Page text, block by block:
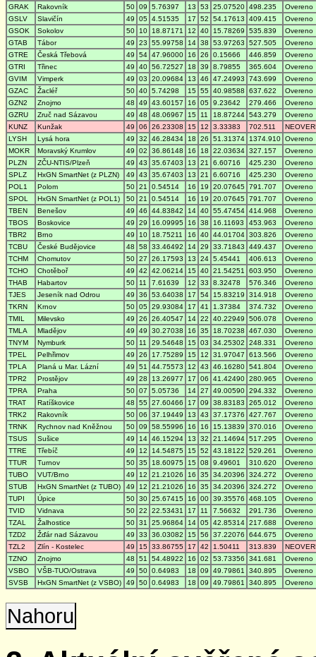
GRAK
Rakovník 50 09 5.76397 13 53 25.07520 498.235
Overeno
GSLV
Slavičín 49 05 4.51535 17 52 54.17613 409.415
Overeno
GSOK
Sokolov 50 10 18.87171 12 40 15.78269 535.839
Overeno
GTAB
Tábor 49 23 55.99758 14 38 53.97263 527.505
Overeno
GTRE
Česká Třebová 49 54 47.96000 16 26 0.15666 446.859
Overeno
GTRI
Třinec 49 40 56.72527 18 39 8.79855 365.604
Overeno
GVIM
Vimperk 49 03 20.09684 13 46 47.24993 743.699
Overeno
GZAC
Žacléř 50 40 5.74298 15 55 40.98588 637.622
Overeno
GZN2
Znojmo 48 49 43.60157 16 05 9.23642 279.466
Overeno
GZRU
Zruč nad Sázavou 49 48 48.06967 15 11 18.87244 543.279
Overeno
KUNZ
Kunžak 49 06 26.23308 15 12 3.33383 702.511
LYSH
Lysá hora 49 32 46.28434 18 26 51.31374 1374.910 Overeno
MOKR
Moravský Krumlov 49 02 36.86148 16 18 22.03634 327.157
Overeno
PLZN
ZČU-NTIS/Plzeň 49 43 35.67403 13 21 6.60716 425.230
Overeno
SPLZ
HxGN SmartNet (z PLZN) 49 43 35.67403 13 21 6.60716 425.230
Overeno
POL1
Polom 50 21 0.54514 16 19 20.07645 791.707
Overeno
SPOL
HxGN SmartNet (z POL1) 50 21 0.54514 16 19 20.07645 791.707
Overeno
TBEN
Benešov 49 46 44.83842 14 40 55.47454 414.968
Overeno
TBOS
Boskovice 49 29 16.09995 16 38 16.11693 453.963
Overeno
TBR2
Brno 49 10 18.75211 16 40 44.01704 303.826
Overeno
TCBU
České Budějovice 48 58 33.46492 14 29 33.71843 449.437
Overeno
TCHM
Chomutov 50 27 26.17593 13 24 5.45441 406.613
Overeno
TCHO
Chotěboř 49 42 42.06214 15 40 21.54251 603.950
Overeno
THAB
Habartov 50 11 7.61639 12 33 8.32478 576.346
Overeno
TJES
Jeseník nad Odrou 49 36 53.64038 17 54 15.83219 314.918
Overeno
TKRN
Krnov 50 05 29.93084 17 41 1.37384 374.732
Overeno
TMIL
Milevsko 49 26 26.40547 14 22 40.22949 506.078
Overeno
TMLA
Mladějov 49 49 30.27038 16 35 18.70238 467.030
Overeno
TNYM
Nymburk 50 11 29.54648 15 03 34.25302 248.331
Overeno
TPEL
Pelhřimov 49 26 17.75289 15 12 31.97047 613.566
Overeno
TPLA
Planá u Mar. Lázní 49 51 44.75573 12 43 46.16280 541.804
Overeno
TPR2
Prostějov 49 28 13.26977 17 06 41.42490 280.965
Overeno
TPRA
Praha 50 07 5.05736 14 27 49.00590 294.332
Overeno
TRAT
Ratíškovice 48 55 27.60466 17 09 38.83183 265.012
Overeno
TRK2
Rakovník 50 06 37.19449 13 43 37.17376 427.767
Overeno
TRNK
Rychnov nad Kněžnou 50 09 58.55996 16 16 15.13839 370.016
Overeno
TSUS
Sušice 49 14 46.15294 13 32 21.14694 517.295
Overeno
TTRE
Třebíč 49 12 14.54875 15 52 43.18122 529.261
Overeno
TTUR
Turnov 50 35 18.60975 15 08 9.49601 310.620
Overeno
TUBO
VUT/Brno 49 12 21.21026 16 35 34.20396 324.272
Overeno
STUB
HxGN SmartNet (z TUBO) 49 12 21.21026 16 35 34.20396 324.272
Overeno
TUPI
Úpice 50 30 25.67415 16 00 39.35576 468.105
Overeno
TVID
Vidnava 50 22 22.53431 17 11 7.56632 291.736
Overeno
TZAL
Žalhostice 50 31 25.96864 14 05 42.85314 217.688
Overeno
TZD2
Žďár nad Sázavou 49 33 36.03082 15 56 37.22076 644.675
Overeno
TZL2
Zlín - Kostelec 49 15 33.86755 17 42 1.50411 313.839
TZNO
Znojmo 48 51 54.48922 16 02 53.73356 341.681
Overeno
VSBO
VŠB-TUO/Ostrava 49 50 0.64983 18 09 49.79861 340.895
Overeno
SVSB
HxGN SmartNet (z VSBO) 49 50 0.64983 18 09 49.79861 340.895 Overeno
Nahoru